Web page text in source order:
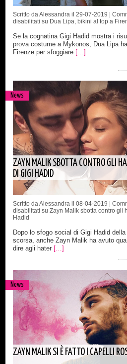
Scritto da Alessandra il 29-07-2019 |
disabilitati su Dua Lipa, bikini al top a
Se la cognatina Gigi Hadid mostra i
prova costume a Mykonos, Dua Lipa
Firenze per sfoggiare […]
News
ZAYN MALIK SBOTTA CONTRO GLI
DI GIGI HADID
Scritto da Alessandra il 08-04-2019 |
disabilitati su Zayn Malik sbotta contro gli
Hadid
Dopo lo sfogo social di Gigi Hadid
scorsa, anche Zayn Malik ha avuto
dire agli hater […]
News
ZAYN MALIK SI È FATTO I CAPELLI